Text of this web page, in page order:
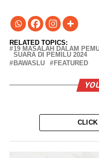
RELATED TOPICS:
19 MASALAH DALAM
SUARA DI PEMILU 2024
BAWASLU
FEATURED
CLICK